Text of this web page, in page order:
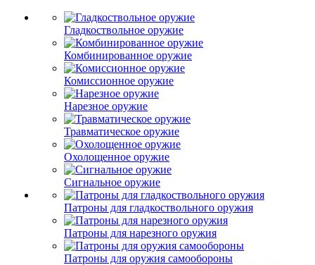
Гладкоствольное оружие
Комбинированное оружие
Комиссионное оружие
Нарезное оружие
Травматическое оружие
Охолощенное оружие
Сигнальное оружие
Патроны для гладкоствольного оружия
Патроны для нарезного оружия
Патроны для оружия самообороны